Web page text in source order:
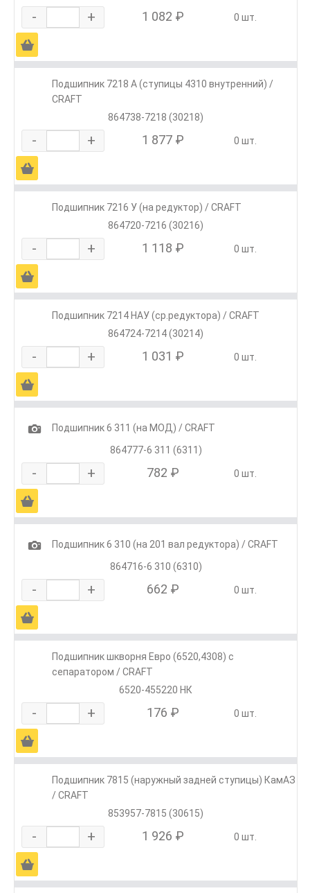
- + 1 082 ₽ 0 шт.
Ä
Подшипник 7218 А (ступицы 4310 внутренний) /
CRAFT
864738-7218 (30218)
- + 1 877 ₽ 0 шт.
Ä
Подшипник 7216 У (на редуктор) / CRAFT
864720-7216 (30216)
- + 1 118 ₽ 0 шт.
Ä
Подшипник 7214 НАУ (ср.редуктора) / CRAFT
864724-7214 (30214)
- + 1 031 ₽ 0 шт.
Ä
1
Подшипник 6 311 (на МОД) / CRAFT
864777-6 311 (6311)
- + 782 ₽ 0 шт.
Ä
1
Подшипник 6 310 (на 201 вал редуктора) / CRAFT
864716-6 310 (6310)
- + 662 ₽ 0 шт.
Ä
Подшипник шкворня Евро (6520,4308) с
сепаратором / CRAFT
6520-455220 НК
- + 176 ₽ 0 шт.
Ä
Подшипник 7815 (наружный задней ступицы) КамАЗ
/ CRAFT
853957-7815 (30615)
- + 1 926 ₽ 0 шт.
Ä